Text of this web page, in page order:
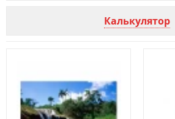
Калькулятор